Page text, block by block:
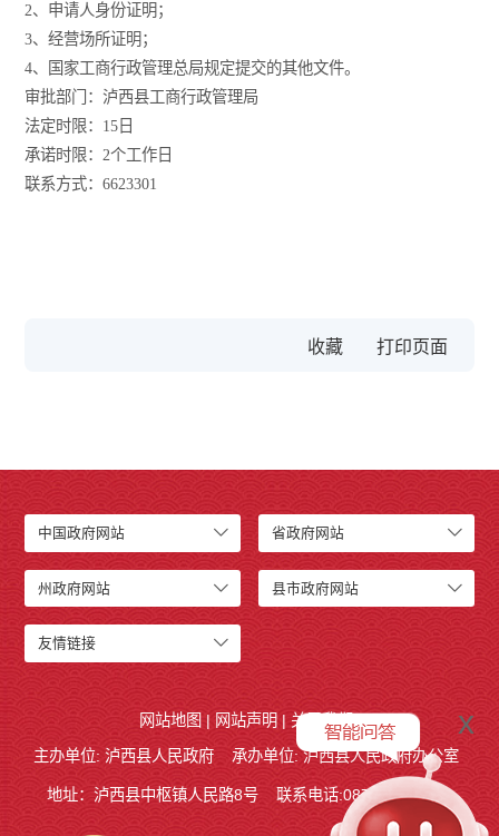
2、申请人身份证明；
3、经营场所证明；
4、国家工商行政管理总局规定提交的其他文件。
审批部门：泸西县工商行政管理局
法定时限：15日
承诺时限：2个工作日
联系方式：6623301
收藏
中国政府网站 省政府网站
州政府网站 县市政府网站
友情链接
网站地图 | 网站声明 | 关于我们
主办单位: 泸西县人民政府
承办单位: 泸西县人民政府办公室
地址：泸西县中枢镇人民路8号 联系电话:0873-6621715
x